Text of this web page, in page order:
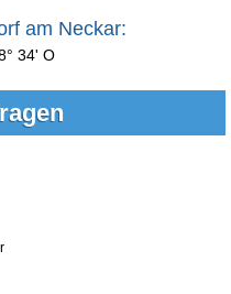
am Neckar:
34' O